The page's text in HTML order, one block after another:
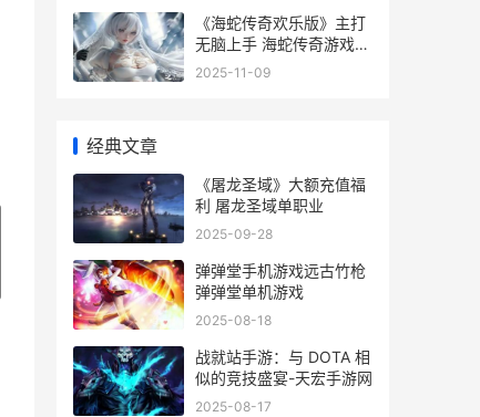
《海蛇传奇欢乐版》主打
无脑上手 海蛇传奇游戏视
频
2025-11-09
经典文章
《屠龙圣域》大额充值福
利 屠龙圣域单职业
2025-09-28
弹弹堂手机游戏远古竹枪
弹弹堂单机游戏
2025-08-18
战就站手游：与 DOTA 相
似的竞技盛宴-天宏手游网
2025-08-17